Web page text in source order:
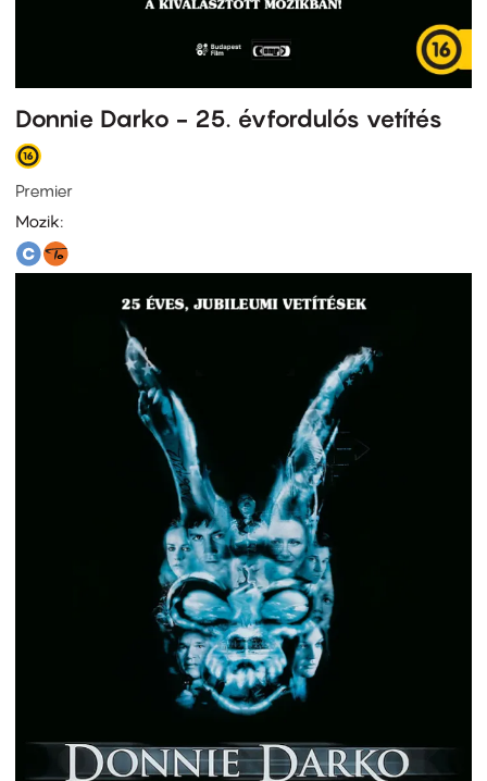
Donnie Darko - 25. évfordulós vetítés
Premier
Mozik: